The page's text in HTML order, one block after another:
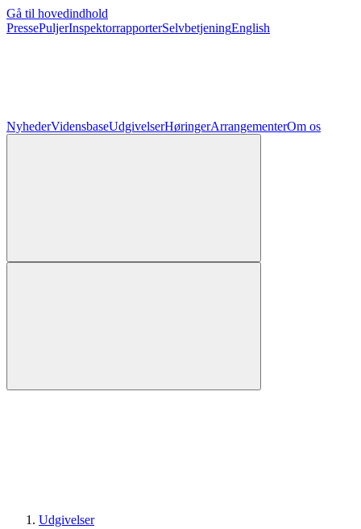
Gå til hovedindhold
PressePuljerInspektorrapporterSelvbetjeningEnglish
NyhederVidensbaseUdgivelserHøringerArrangementerOm os
Udgivelser